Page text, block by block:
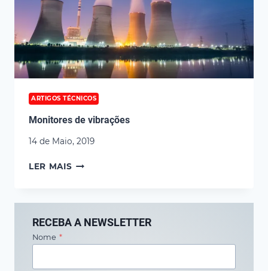
ARTIGOS TÉCNICOS
Monitores de vibrações
14 de Maio, 2019
LER MAIS MONITORES
RECEBA A NEWSLETTER
Nome *